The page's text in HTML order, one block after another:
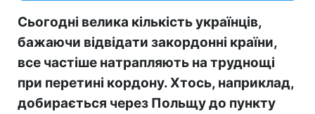
Сьогодні велика кількість українців,
бажаючи відвідати закордонні країни,
все частіше натрапляють на труднощі
при перетині кордону. Хтось, наприклад,
добирається через Польщу до пункту